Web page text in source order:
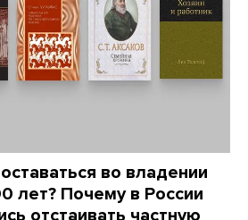
во владении
лет? Почему в России
отстаивать частную